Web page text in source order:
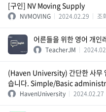
[구인] NV Moving Supply
NVMOVING 2024.02.29 조
어른들을 위한 영어 개
TeacherJM
(Haven University) 간단한 사무
습니다. Simple/Basic
HavenUniversity 2024.02.27